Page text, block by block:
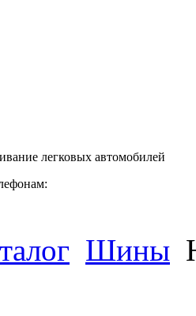
легковых автомобилей
Шины